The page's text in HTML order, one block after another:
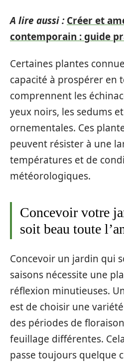
A lire aussi : Créer et
contemporain : guide
Certaines plantes
capacité à prospérer en
comprennent les
yeux noirs, les sedums
ornementales. Ces
peuvent résister à une
températures et de
météorologiques.
Concevoir votre
soit beau toute
Concevoir un jardin qui
saisons nécessite une
réflexion minutieuses.
est de choisir une
des périodes de
feuillage différentes.
passe toujours quelque